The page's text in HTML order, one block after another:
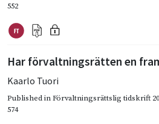
552
Har förvaltningsrätten en
Kaarlo Tuori
Published inFörvaltningsrättslig tidskrift
574